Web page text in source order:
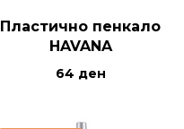
Пластично пенкало
HAVANA
64 ден